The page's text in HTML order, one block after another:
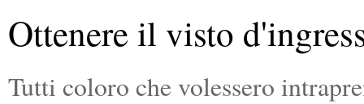
Ottenere il visto
Tutti coloro che volessero